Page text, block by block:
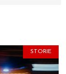
STORIE